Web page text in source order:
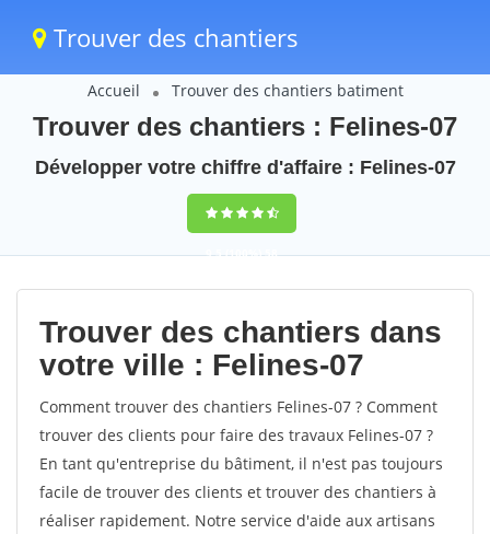
Trouver des chantiers
Accueil Trouver des chantiers batiment
Trouver des chantiers : Felines-07
Développer votre chiffre d'affaire : Felines-07
9,5(100%)58
votes
Trouver des chantiers dans
votre ville : Felines-07
Comment trouver des chantiers Felines-07 ? Comment
trouver des clients pour faire des travaux Felines-07 ?
En tant qu'entreprise du bâtiment, il n'est pas toujours
facile de trouver des clients et trouver des chantiers à
réaliser rapidement. Notre service d'aide aux artisans